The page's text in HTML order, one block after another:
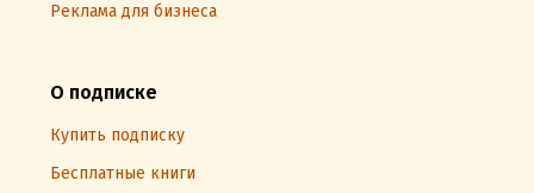
Реклама для бизнеса
О подписке
Купить подписку
Бесплатные книги